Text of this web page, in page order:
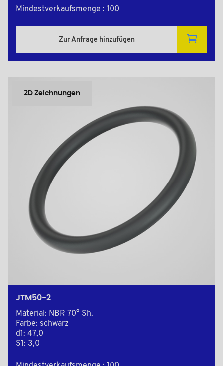
Mindestverkaufsmenge : 100
Zur Anfrage hinzufügen
2D Zeichnungen
JTM50-2
Material: NBR 70° Sh.
Farbe: schwarz
d1: 47,0
S1: 3,0